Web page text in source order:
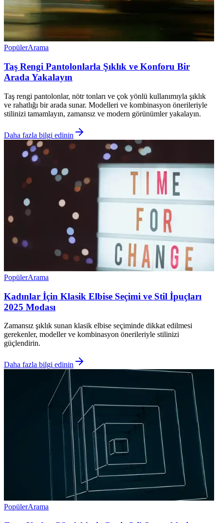
PopülerArama
Taş Rengi Pantolonlarla Şıklık ve Konforu Bir
Arada Yakalayın
Taş rengi pantolonlar, nötr tonları ve çok yönlü kullanımıyla şıklık
ve rahatlığı bir arada sunar. Modelleri ve kombinasyon önerileriyle
stilinizi tamamlayın, zamansız ve modern görünümler yakalayın.
Daha fazla bilgi edinin
PopülerArama
Kadınlar İçin Klasik Elbise Seçimi ve Stil İpuçları
2025 Modası
Zamansız şıklık sunan klasik elbise seçiminde dikkat edilmesi
gerekenler, modeller ve kombinasyon önerileriyle stilinizi
güçlendirin.
Daha fazla bilgi edinin
PopülerArama